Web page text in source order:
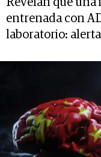
entrenada con
laboratorio: